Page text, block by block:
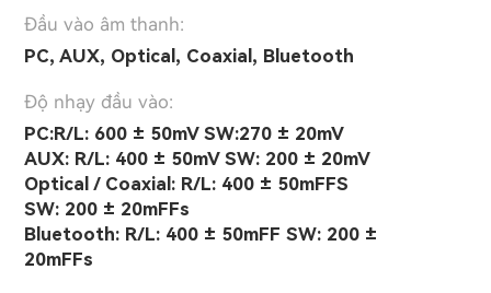
Đầu vào âm thanh:
PC, AUX, Optical, Coaxial, Bluetooth
Độ nhạy đầu vào:
PC:R/L: 600 ± 50mV SW:270 ± 20mV
AUX: R/L: 400 ± 50mV SW: 200 ± 20mV
Optical / Coaxial: R/L: 400 ± 50mFFS
SW: 200 ± 20mFFs
Bluetooth: R/L: 400 ± 50mFF SW: 200 ±
20mFFs